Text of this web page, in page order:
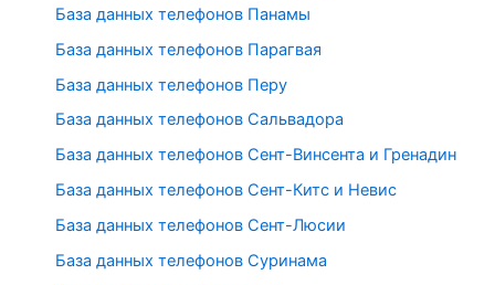
База данных телефонов Панамы
База данных телефонов Парагвая
База данных телефонов Перу
База данных телефонов Сальвадора
База данных телефонов Сент-Винсента и Гренадин
База данных телефонов Сент-Китс и Невис
База данных телефонов Сент-Люсии
База данных телефонов Суринама